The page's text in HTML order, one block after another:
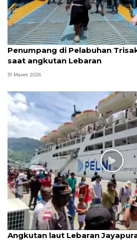
Penumpang di Pelabuhan
saat angkutan Lebaran
31 Maret 2026
Angkutan laut Lebaran